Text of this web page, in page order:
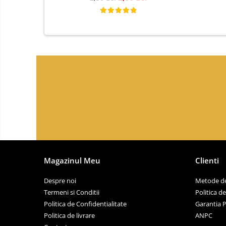
Magazinul Meu
Despre noi
Termeni si Conditii
Politica de Confidentialitate
Politica de livrare
Clienti
Metode
Politica
Garantia
ANPC